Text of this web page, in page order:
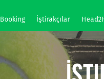
Booking İştirakçılar